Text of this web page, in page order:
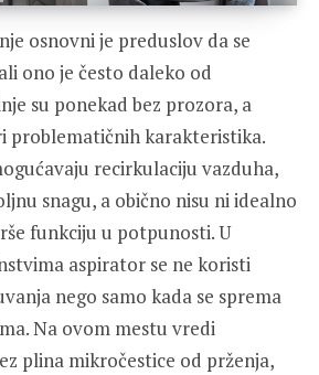
osnovni je preduslov da se
ono je često daleko od
su ponekad bez prozora, a
problematičnih karakteristika.
recirkulaciju vazduha,
snagu, a obično nisu ni idealno
funkciju u potpunosti. U
aspirator se ne koristi
nego samo kada se sprema
Na ovom mestu vredi
plina mikročestice od prženja,